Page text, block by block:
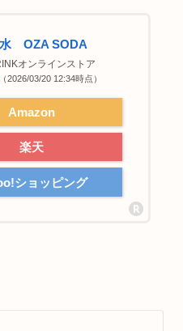
OZA SODA
オンラインストア
2026/03/20 12:34時点）
Amazon
楽天
ショッピング